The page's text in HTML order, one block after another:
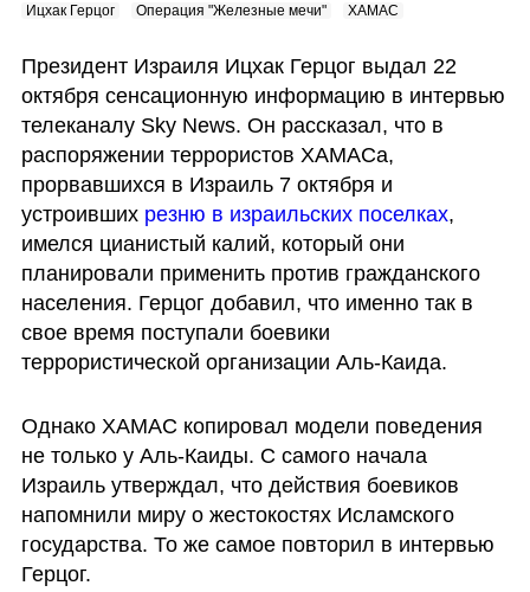
Ицхак Герцог Операция "Железные мечи" ХАМАС
Президент Израиля Ицхак Герцог выдал 22
октября сенсационную информацию в интервью
телеканалу Sky News. Он рассказал, что в
распоряжении террористов ХАМАСа,
прорвавшихся в Израиль 7 октября и
устроивших резню в израильских поселках,
имелся цианистый калий, который они
планировали применить против гражданского
населения. Герцог добавил, что именно так в
свое время поступали боевики
террористической организации Аль-Каида.
Однако ХАМАС копировал модели поведения
не только у Аль-Каиды. С самого начала
Израиль утверждал, что действия боевиков
напомнили миру о жестокостях Исламского
государства. То же самое повторил в интервью
Герцог.